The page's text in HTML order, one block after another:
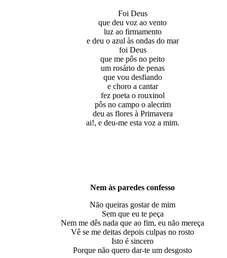
Foi Deus
que deu voz ao vento
luz ao firmamento
e deu o azul às ondas do mar
foi Deus
que me pôs no peito
um rosário de penas
que vou desfiando
e choro a cantar
fez poeta o rouxinol
pôs no campo o alecrim
deu as flores à Primavera
ai!, e deu-me esta voz a mim.
Nem às paredes confesso
Não queiras gostar de mim
Sem que eu te peça
Nem me dês nada que ao fim, eu não mereça
Vê se me deitas depois culpas no rosto
Isto é sincero
Porque não quero dar-te um desgosto